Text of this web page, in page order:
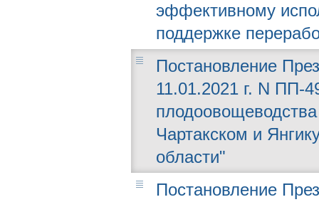
эффективному
поддержке
Постановление
11.01.2021 г. N ПП-
Чартакском и
области"
Постановление